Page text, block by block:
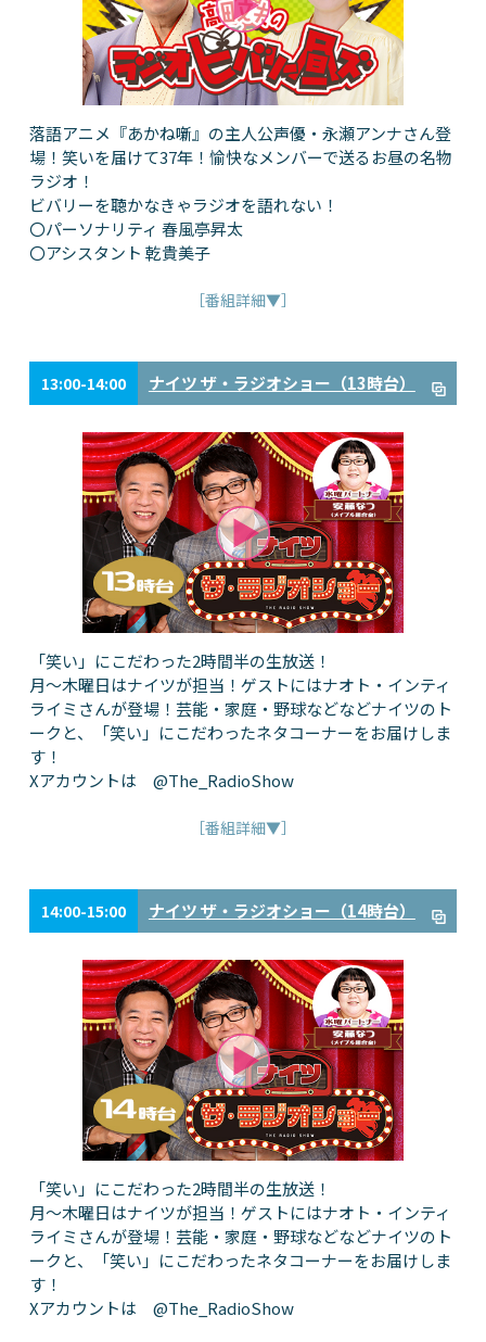
落語アニメ『あかね噺』の主人公声優・永瀬アンナさん登
場！笑いを届けて37年！愉快なメンバーで送るお昼の名物
ラジオ！
ビバリーを聴かなきゃラジオを語れない！
〇パーソナリティ 春風亭昇太
〇アシスタント 乾貴美子
［番組詳細▼］
13:00-14:00 ナイツ ザ・ラジオショー（13時台）
「笑い」にこだわった2時間半の生放送！
月～木曜日はナイツが担当！ゲストにはナオト・インティ
ライミさんが登場！芸能・家庭・野球などなどナイツのト
ークと、「笑い」にこだわったネタコーナーをお届けしま
す！
Xアカウントは @The_RadioShow
［番組詳細▼］
14:00-15:00 ナイツ ザ・ラジオショー（14時台）
「笑い」にこだわった2時間半の生放送！
月～木曜日はナイツが担当！ゲストにはナオト・インティ
ライミさんが登場！芸能・家庭・野球などなどナイツのト
ークと、「笑い」にこだわったネタコーナーをお届けしま
す！
Xアカウントは @The_RadioShow